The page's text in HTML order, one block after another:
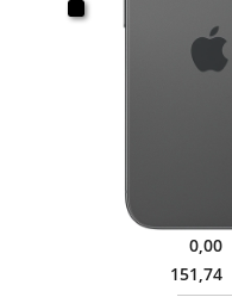
0,00
151,74